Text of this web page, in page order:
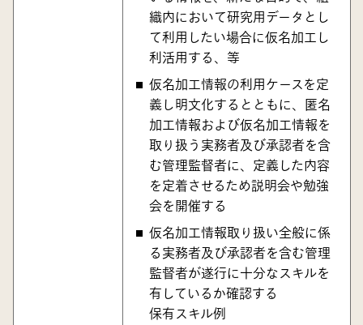
織内において研究用データとし
て利用したい場合に仮名加工し
利活用する、等
仮名加工情報の利用ケースを定
義し明文化するとともに、匿名
加工情報および仮名加工情報を
取り扱う実務者及び承認者を含
む管理監督者に、定義した内容
を定着させるため説明会や勉強
会を開催する
仮名加工情報取り扱い全般に係
る実務者及び承認者を含む管理
監督者が遂行に十分なスキルを
有しているか確認する
保有スキル例